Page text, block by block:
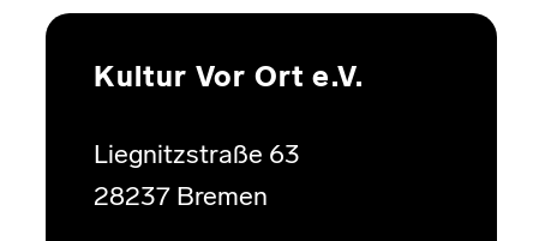
Kultur Vor Ort e.V.
Liegnitzstraße 63
28237 Bremen